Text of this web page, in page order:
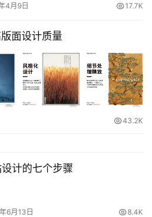
4月9日 17.7K
面设计质量
43.2K
设计的七个步骤
6月13日 8.4K